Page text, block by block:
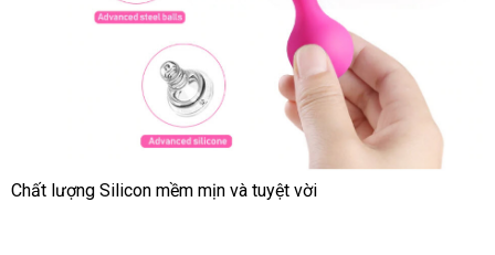
Chất lượng Silicon mềm mịn hàng
và tuyệt vời